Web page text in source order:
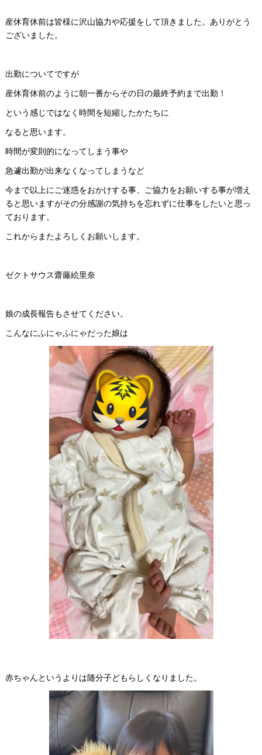
産休育休前は皆様に沢山協力や応援をして頂きました。ありがとう
ございました。
出勤についてですが
産休育休前のように朝一番からその日の最終予約まで出勤！
という感じではなく時間を短縮したかたちに
なると思います。
時間が変則的になってしまう事や
急遽出勤が出来なくなってしまうなど
今まで以上にご迷惑をおかけする事、ご協力をお願いする事が増え
ると思いますがその分感謝の気持ちを忘れずに仕事をしたいと思っ
ております。
これからまたよろしくお願いします。
ゼクトサウス齋藤絵里奈
娘の成長報告もさせてください。
こんなにふにゃふにゃだった娘は
赤ちゃんというよりは随分子どもらしくなりました。